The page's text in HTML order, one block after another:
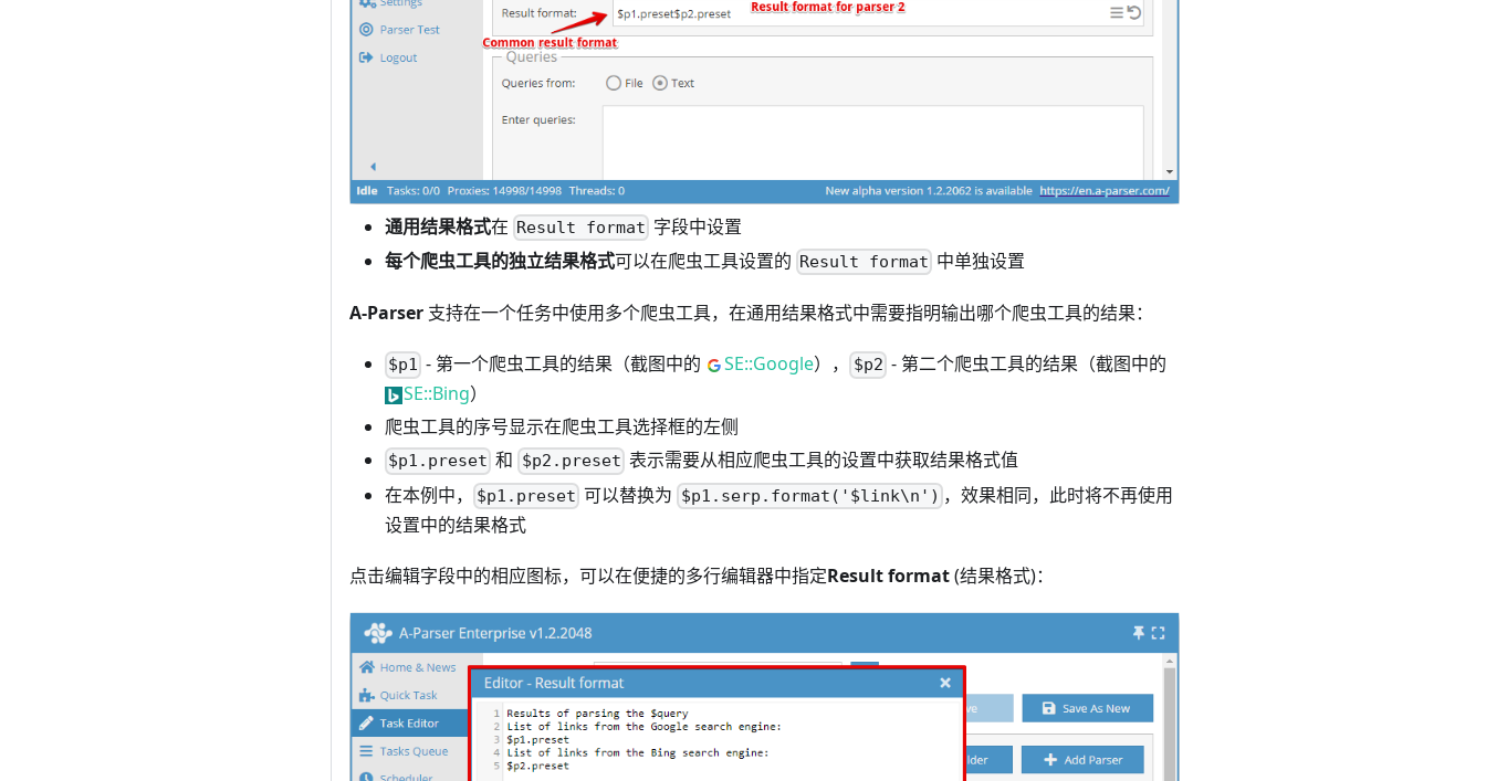
通用结果格式在 Result format 字段中设置
每个爬虫工具的独立结果格式可以在爬虫工具设置的 Result format 中单独设置
A-Parser 支持在一个任务中使用多个爬虫工具，在通用结果格式中需要指明输出哪个爬虫工具的结果：
$p1 - 第一个爬虫工具的结果（截图中的 SE::Google）， $p2 - 第二个爬虫工具的结果（截图中的
SE::Bing）
爬虫工具的序号显示在爬虫工具选择框的左侧
$p1.preset 和 $p2.preset 表示需要从相应爬虫工具的设置中获取结果格式值
在本例中，
$p1.preset 可以替换为 $p1.serp.format('$link\n') ，效果相同，此时将不再使用
设置中的结果格式
点击编辑字段中的相应图标，可以在便捷的多行编辑器中指定Result format(结果格式)：